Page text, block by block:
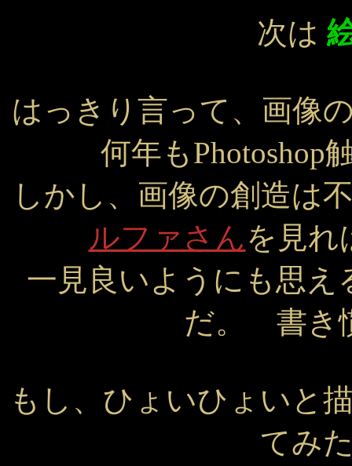
次は
はっきり言って、画像
何年もPhotoshop
しかし、画像の創造
ルファさんを見れ
一見良いようにも思
だ。 書き
もし、ひょいひょいと
てみ